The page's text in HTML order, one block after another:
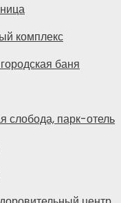
комплекс
баня
слобода, парк-отель